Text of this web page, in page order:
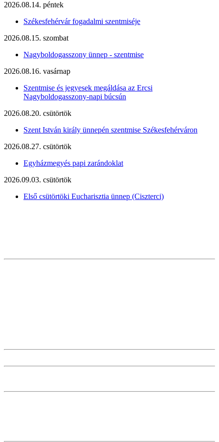
2026.08.14. péntek
Székesfehérvár fogadalmi szentmiséje
2026.08.15. szombat
Nagyboldogasszony ünnep - szentmise
2026.08.16. vasárnap
Szentmise és jegyesek megáldása az Ercsi
Nagyboldogasszony-napi búcsún
2026.08.20. csütörtök
Szent István király ünnepén szentmise Székesfehérváron
2026.08.27. csütörtök
Egyházmegyés papi zarándoklat
2026.09.03. csütörtök
Első csütörtöki Eucharisztia ünnep (Ciszterci)